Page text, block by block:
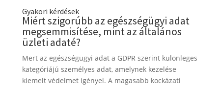
Gyakori kérdések
Miért szigorúbb az egészségügyi adat
megsemmisítése, mint az általános
üzleti adaté?
Mert az egészségügyi adat a GDPR szerint különleges
kategóriájú személyes adat, amelynek kezelése
kiemelt védelmet igényel. A magasabb kockázati